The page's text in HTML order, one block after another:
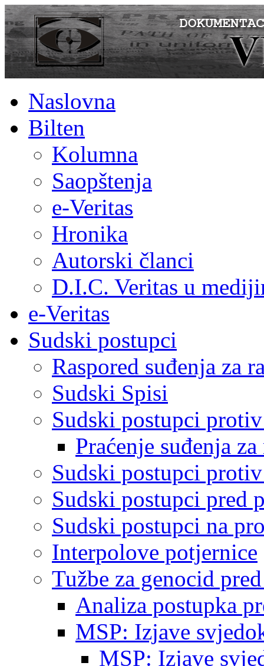
Naslovna
Bilten
Kolumna
Saopštenja
e-Veritas
Hronika
Autorski članci
D.I.C. Veritas u
e-Veritas
Sudski postupci
Raspored suđenja za
Sudski Spisi
Sudski postupci
Praćenje suđenja
Sudski postupci
Sudski postupci pred
Sudski postupci na
Interpolove potjernice
Tužbe za genocid
Analiza postupka
MSP: Izjave
MSP: Izjave